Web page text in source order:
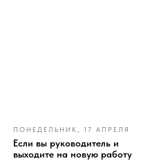
ПОНЕДЕЛЬНИК, 17 АПРЕЛЯ
Если вы руководитель и
выходите на новую работу